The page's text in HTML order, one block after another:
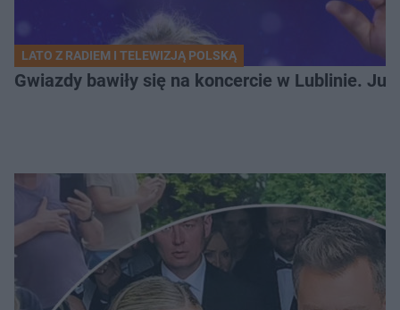
LATO Z RADIEM I TELEWIZJĄ POLSKĄ
Gwiazdy bawiły się na koncercie w Lublinie.